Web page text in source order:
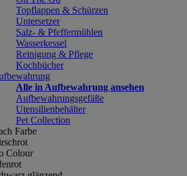
Topflappen & Schürzen
Untersetzer
Salz- & Pfeffermühlen
Wasserkessel
Reinigung & Pflege
Kochbücher
Alle in Aufbewahrung ansehen
Aufbewahrungsgefäße
Utensilienbehälter
Pet Collection
Farbe
Colour